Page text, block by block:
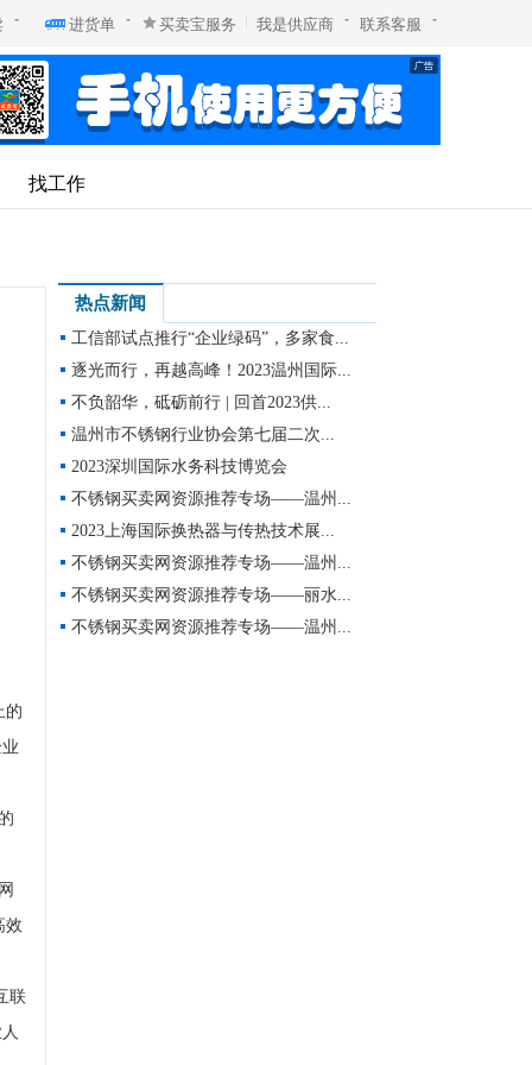
联系客服
我是供应商
买卖宝服务
进货单
找工作
的
效
联
热点新闻
工信部试点推行“企业绿码”，多家食...
逐光而行，再越高峰！2023温州国际...
不负韶华，砥砺前行 | 回首2023供...
温州市不锈钢行业协会第七届二次...
2023深圳国际水务科技博览会
不锈钢买卖网资源推荐专场——温州...
2023上海国际换热器与传热技术展...
不锈钢买卖网资源推荐专场——温州...
不锈钢买卖网资源推荐专场——丽水...
不锈钢买卖网资源推荐专场——温州...